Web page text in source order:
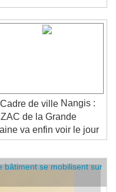
Nangis :
de la Grande
va enfin voir le jour
se mobilisent sur